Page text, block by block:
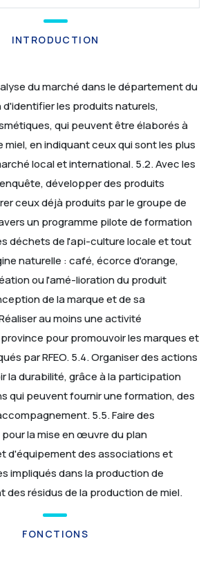
INTRODUCTION
du marché dans le département du
d'identifier les produits naturels,
qui peuvent être élaborés à
miel, en indiquant ceux qui sont les plus
local et international.5.2. Avec les
développer des produits
ceux déjà produits par le groupe de
un programme pilote de formation
déchets de l'api-culture locale et tout
naturelle : café, écorce d'orange,
ou l'amé-lioration du produit
de la marque et de sa
au moins une activité
pour promouvoir les marques et
par RFEO.5.4. Organiser des actions
la durabilité, grâce à la participation
qui peuvent fournir une formation, des
5.5. Faire des
la mise en œuvre du plan
d'équipement des associations et
impliqués dans la production de
résidus de la production de miel.
FONCTIONS